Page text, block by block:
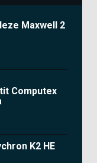
Maxwell 2
Computex
K2 HE